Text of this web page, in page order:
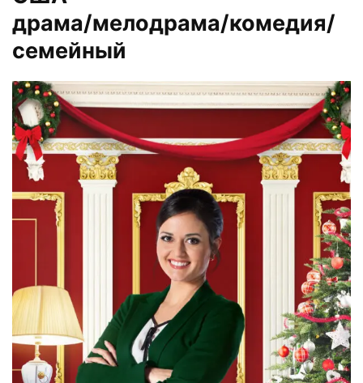
драма/мелодрама/комедия/
семейный